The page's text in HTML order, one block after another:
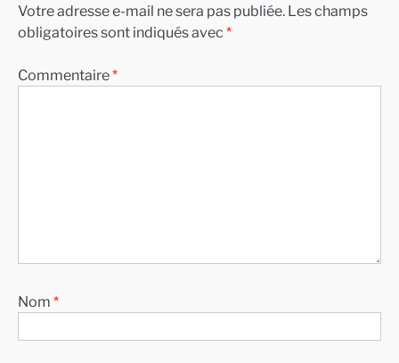
Votre adresse e-mail ne sera pas publiée. Les champs
obligatoires sont indiqués avec *
Commentaire*
Nom *